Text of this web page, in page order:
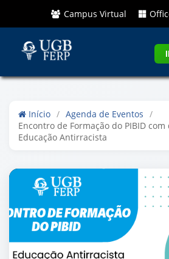
Campus Virtual
Início / Agenda de Eventos /
Encontro de Formação do PIBID
Educação Antirracista